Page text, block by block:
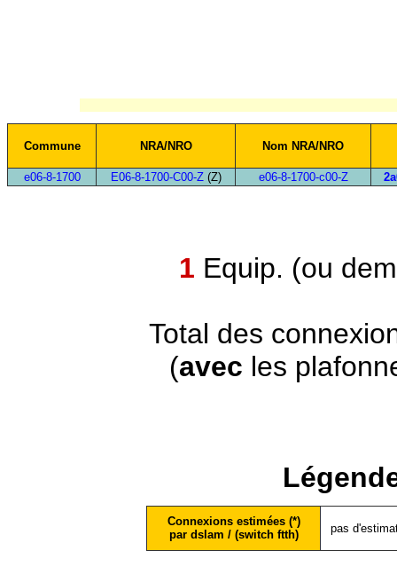
Commune NRA/NRO Nom NRA/NRO
e06-8-1700 E06-8-1700-C00-Z(Z) e06-8-1700-c00-Z
1 Equip. (ou
Total des
(avec les
Connexions estimées (*)
par dslam / (switch ftth)
pas